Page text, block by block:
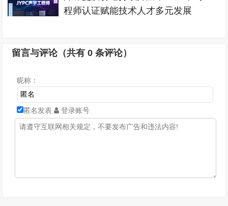
程师认证赋能技术人才多元发展
留言与评论（共有0 条评论）
昵称：
匿名发表 登录账号